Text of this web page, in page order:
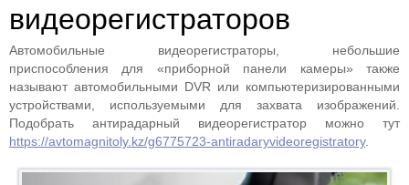
видеорегистраторов
Автомобильные видеорегистраторы, небольшие
приспособления для «приборной панели камеры» также
называют автомобильными DVR или компьютеризированными
устройствами, используемыми для захвата изображений.
Подобрать антирадарный видеорегистратор можно тут
https://avtomagnitoly.kz/g6775723-antiradaryvideoregistratory.